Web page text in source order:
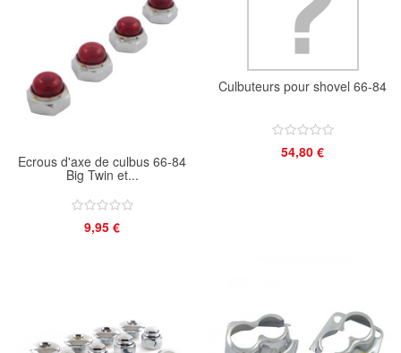
Ecrous d'axe de culbus 66-84
Big Twin et...
9,95 €
Culbuteurs pour shovel 66-84
54,80 €